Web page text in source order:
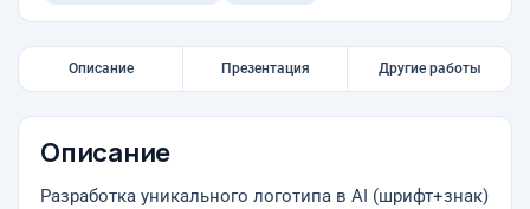
Описание Презентация Другие работы
Описание
Разработка уникального логотипа в AI (шрифт+знак)